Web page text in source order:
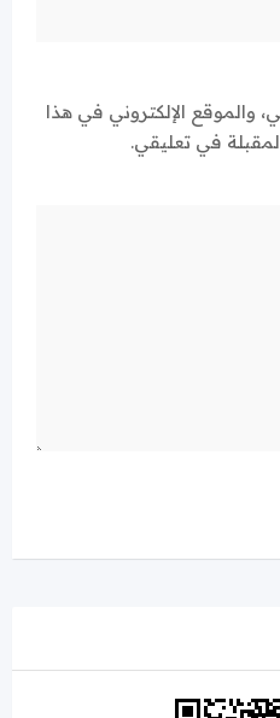
والموقع الإلكتروني في هذا
في تعليقي.